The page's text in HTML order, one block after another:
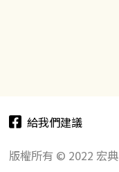
給我們建議
版權所有 © 2022 宏